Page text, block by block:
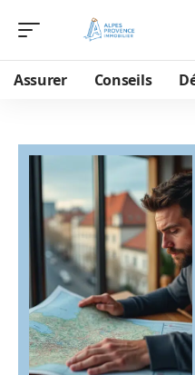
Assurer Conseils